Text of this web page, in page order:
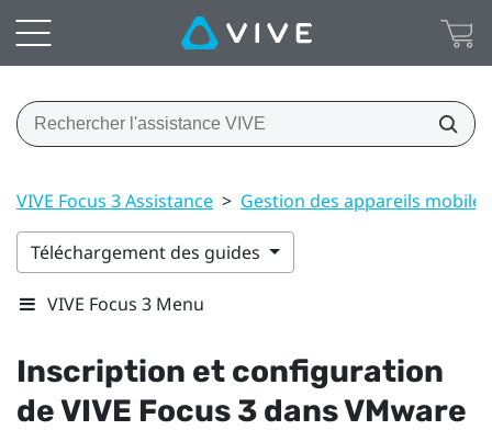
VIVE Focus 3 Assistance > Gestion des appareils
Téléchargement des guides
VIVE Focus 3 Menu
Inscription et configuration
deVIVE Focus 3 dansVMware